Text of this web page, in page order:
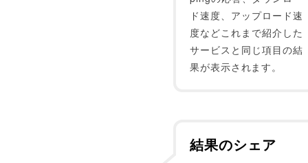
ド速度、アップロード速
度などこれまで紹介した
サービスと同じ項目の結
果が表示されます。
結果のシェア